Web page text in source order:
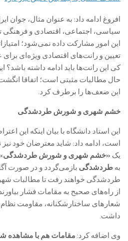
افروغ ادامه داد: به عنوان مثال، جوان
سیاسی، اجتماعی، اقتصادی و
این امور مشارکت داده نمی‌شود؛
تعیین و رانت‌های اقتصادی ویژه‌ای
کی این رانت‌ها باید ادامه داشته
حال مطالبات مثبتی است؛ اتفاقا
این ضعف‌ها را برطرف کرد.
خشم شهری و شورش طردشدگی
این استاد دانشگاه با بیان اینکه
است، ادامه داد: شاید معترضان خود نیز
یک «خشم شهری و شورش
به طردشدگی بازمی‌گردد و در صورت
طردشدگی خواهند رفت تا مطالبات
از راه‌های صحیح به مقامات فشار
شعارهای ساختارشکنانه، مقاومت نظام
داشت.
وی اضافه کرد: مقامات هم با مشاهده